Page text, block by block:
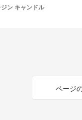
ン キャンドル
ページ